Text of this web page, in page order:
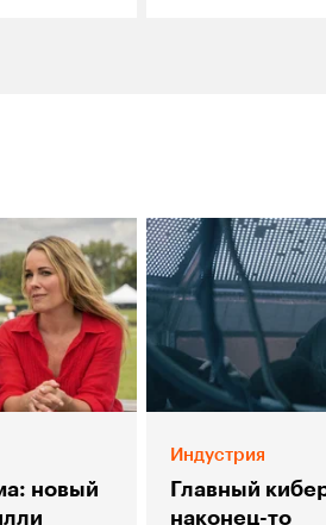
новый
Индустрия
Главный
наконец-то